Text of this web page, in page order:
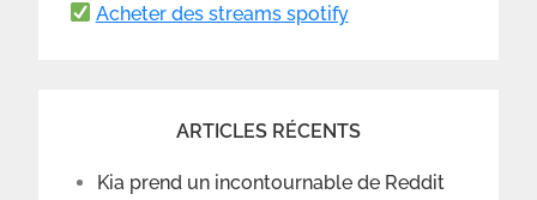
Acheter des streams spotify
ARTICLES RÉCENTS
Kia prend un incontournable de Reddit